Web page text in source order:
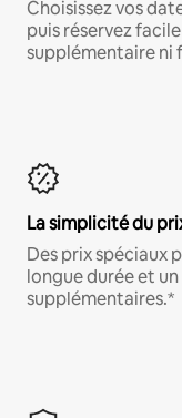
Choisissez vos
puis réservez
supplémentaire ni
La simplicité du
Des prix spéciaux
longue durée et
supplémentaires.*